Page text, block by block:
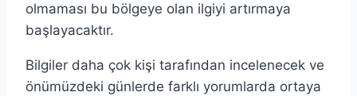
olmaması bu bölgeye olan ilgiyi artırmaya
başlayacaktır.
Bilgiler daha çok kişi tarafından incelenecek ve
önümüzdeki günlerde farklı yorumlarda ortaya